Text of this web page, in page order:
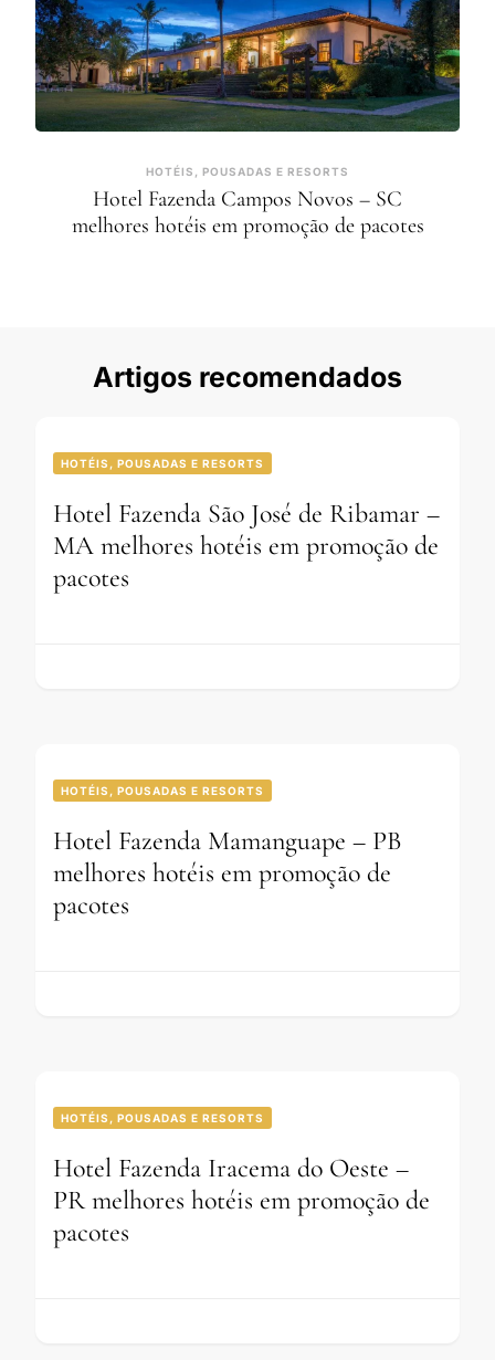
HOTÉIS, POUSADAS E RESORTS
Hotel Fazenda Campos Novos – SC
melhores hotéis em promoção de pacotes
Artigos recomendados
HOTÉIS, POUSADAS E RESORTS
Hotel Fazenda São José de Ribamar –
MA melhores hotéis em promoção de
pacotes
HOTÉIS, POUSADAS E RESORTS
Hotel Fazenda Mamanguape – PB
melhores hotéis em promoção de
pacotes
HOTÉIS, POUSADAS E RESORTS
Hotel Fazenda Iracema do Oeste –
PR melhores hotéis em promoção de
pacotes